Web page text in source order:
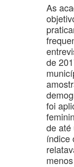
As
de
foi
de até
índice